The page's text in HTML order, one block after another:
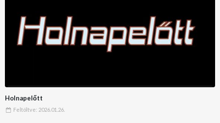
Holnapelőtt
Feltöltve: 2026.01.26.